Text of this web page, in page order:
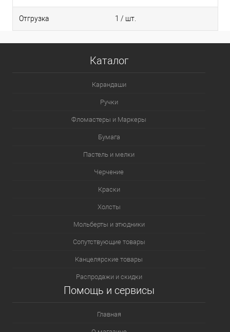
Отгрузка 1 / шт.
Каталог
Карандаши
Ручки
Фломастеры и Маркеры
Бумага
Пастель и мелки
Черчение
Краски
Холсты
Мольберты и этюдники
Сопутствующие товары
Канцелярские товары
Распродажи и скидки
Помощь и сервисы
Главная